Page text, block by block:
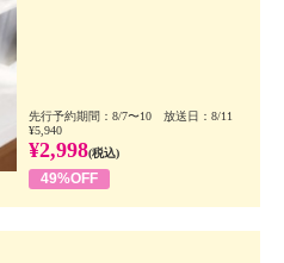
先行予約期間：8/7〜10 放送日：8/11
¥5,940
¥2,998(税込)
49%OFF